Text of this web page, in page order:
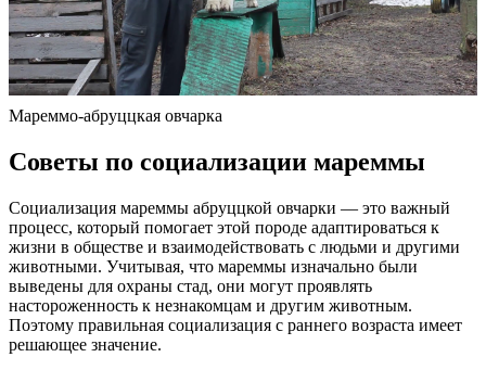
Мареммо-абруццкая овчарка
Советы по социализации мареммы
Социализация мареммы абруццкой овчарки — это важный
процесс, который помогает этой породе адаптироваться к
жизни в обществе и взаимодействовать с людьми и другими
животными. Учитывая, что мареммы изначально были
выведены для охраны стад, они могут проявлять
настороженность к незнакомцам и другим животным.
Поэтому правильная социализация с раннего возраста имеет
решающее значение.